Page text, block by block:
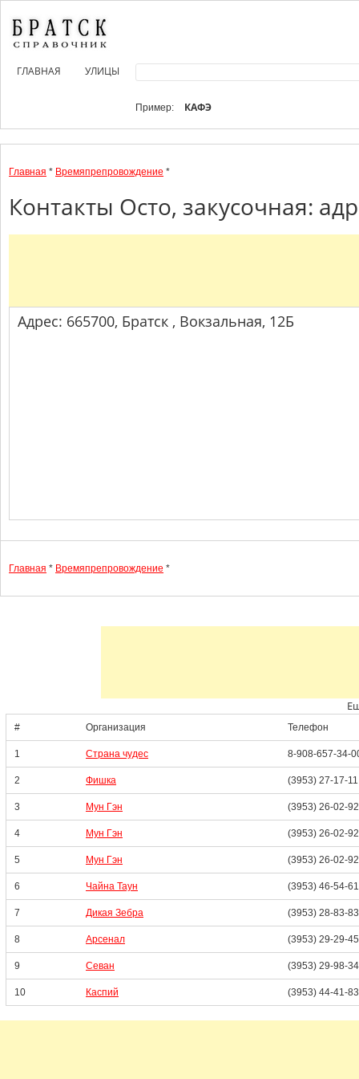
ГЛАВНАЯ УЛИЦЫ
Пример: КАФЭ
Главная * Времяпрепровождение *
Контакты Осто, закусочная:
Адрес: 665700, Братск , Вокзальная, 12Б
Главная * Времяпрепровождение *
# Организация Телефон
1 Страна чудес 8-908-657-34-
2 Фишка (3953) 27-17-11
3 Мун Гэн (3953) 26-02-92
4 Мун Гэн (3953) 26-02-92
5 Мун Гэн (3953) 26-02-92
6 Чайна Таун (3953) 46-54-61
7 Дикая Зебра (3953) 28-83-83
8 Арсенал (3953) 29-29-45
9 Севан (3953) 29-98-34
10 Каспий (3953) 44-41-83